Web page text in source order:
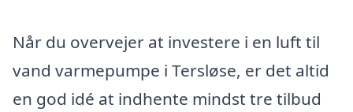
Når du overvejer at investere i en luft til
vand varmepumpe i Tersløse, er det altid
en god idé at indhente mindst tre tilbud